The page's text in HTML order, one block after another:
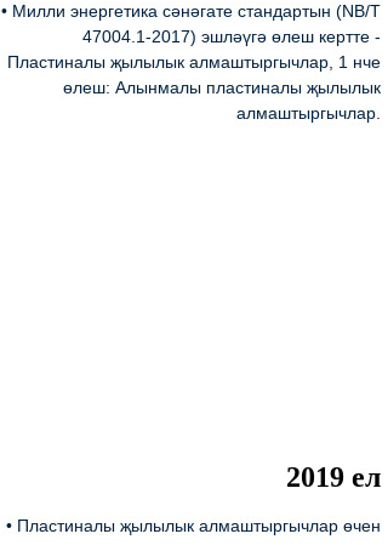
• Милли энергетика сәнәгате стандартын (NB/T
47004.1-2017) эшләүгә өлеш кертте -
Пластиналы җылылык алмаштыргычлар, 1 нче
өлеш: Алынмалы пластиналы җылылык
алмаштыргычлар.
2019 ел
• Пластиналы җылылык алмаштыргычлар өчен